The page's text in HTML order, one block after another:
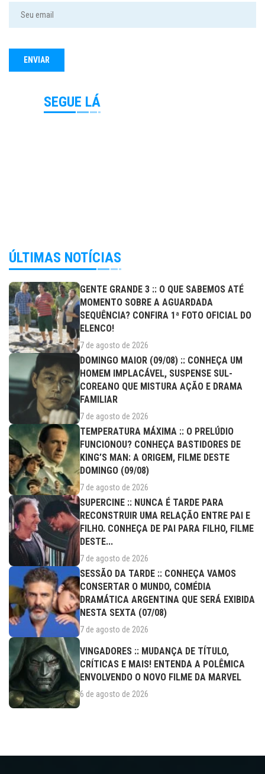
SEGUE LÁ
ÚLTIMAS NOTÍCIAS
GENTE GRANDE 3 :: O QUE SABEMOS ATÉ
MOMENTO SOBRE A AGUARDADA
SEQUÊNCIA? CONFIRA 1ª FOTO OFICIAL DO
ELENCO!
7 de agosto de 2026
DOMINGO MAIOR (09/08) :: CONHEÇA UM
HOMEM IMPLACÁVEL, SUSPENSE SUL-
COREANO QUE MISTURA AÇÃO E DRAMA
FAMILIAR
7 de agosto de 2026
TEMPERATURA MÁXIMA :: O PRELÚDIO
FUNCIONOU? CONHEÇA BASTIDORES DE
KING’S MAN: A ORIGEM, FILME DESTE
DOMINGO (09/08)
7 de agosto de 2026
SUPERCINE :: NUNCA É TARDE PARA
RECONSTRUIR UMA RELAÇÃO ENTRE PAI E
FILHO. CONHEÇA DE PAI PARA FILHO, FILME
DESTE...
7 de agosto de 2026
SESSÃO DA TARDE :: CONHEÇA VAMOS
CONSERTAR O MUNDO, COMÉDIA
DRAMÁTICA ARGENTINA QUE SERÁ EXIBIDA
NESTA SEXTA (07/08)
7 de agosto de 2026
VINGADORES :: MUDANÇA DE TÍTULO,
CRÍTICAS E MAIS! ENTENDA A POLÊMICA
ENVOLVENDO O NOVO FILME DA MARVEL
6 de agosto de 2026